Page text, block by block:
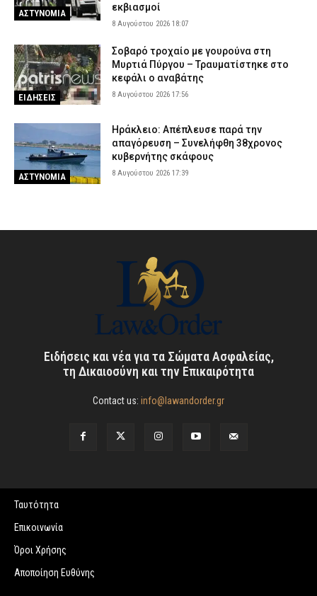
ΑΣΤΥΝΟΜΙΑ
εκβιασμοί
8 Αυγούστου 2026 18:07
ΕΙΔΗΣΕΙΣ
Σοβαρό τροχαίο με γουρούνα στη
Μυρτιά Πύργου – Τραυματίστηκε στο
κεφάλι ο αναβάτης
8 Αυγούστου 2026 17:56
ΑΣΤΥΝΟΜΙΑ
Ηράκλειο: Απέπλευσε παρά την
απαγόρευση – Συνελήφθη 38χρονος
κυβερνήτης σκάφους
8 Αυγούστου 2026 17:39
Ειδήσεις και νέα για τα Σώματα Ασφαλείας,
τη Δικαιοσύνη και την Επικαιρότητα
Contact us: info@lawandorder.gr
Ταυτότητα
Επικοινωνία
Όροι Χρήσης
Αποποίηση Ευθύνης